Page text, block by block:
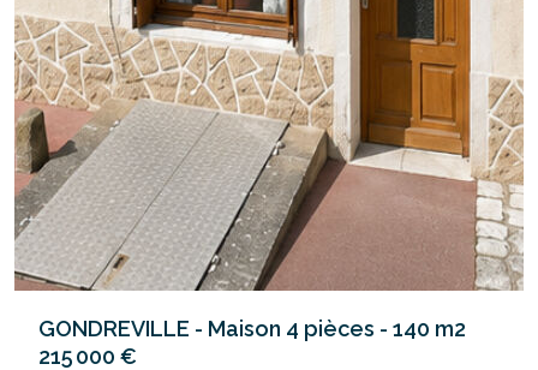
GONDREVILLE - Maison 4 pièces - 140 m2
215 000 €